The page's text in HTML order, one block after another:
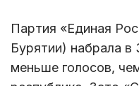
Партия «Единая
Бурятии) набрала в
меньше голосов,